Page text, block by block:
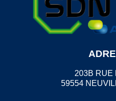
203B RUE
59554